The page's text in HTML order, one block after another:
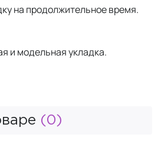
на продолжительное время.
и модельная укладка.
(0)